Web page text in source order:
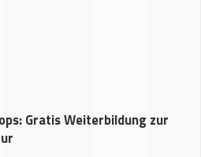
Gratis Weiterbildung zur